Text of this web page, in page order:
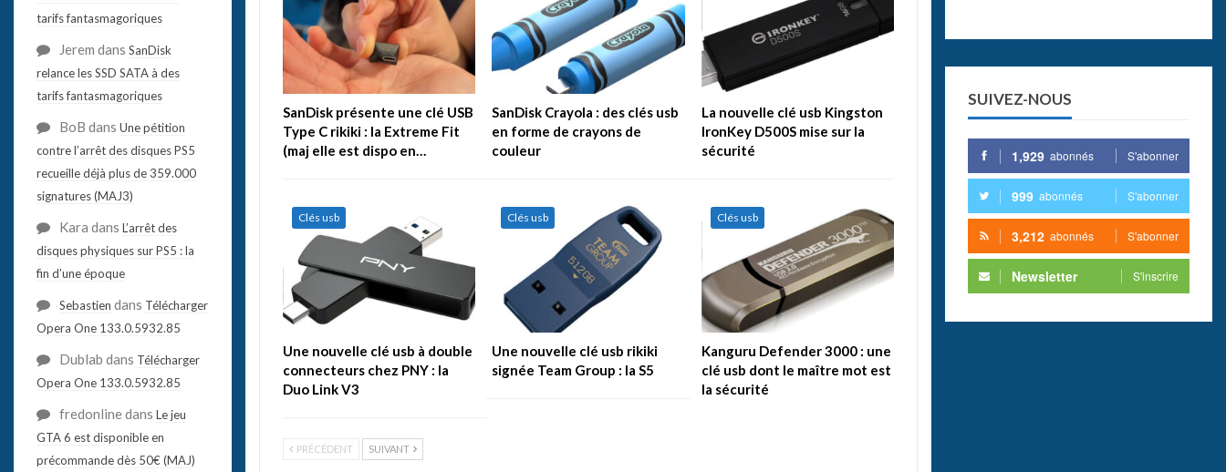
SanDisk présente une clé USB
Type C rikiki : la Extreme Fit
(maj elle est dispo en…
SanDisk Crayola : des clés usb
en forme de crayons de
couleur
La nouvelle clé usb Kingston
IronKey D500S mise sur la
sécurité
Clés usb
Une nouvelle clé usb à double
connecteurs chez PNY : la
Duo Link V3
Clés usb
Une nouvelle clé usb rikiki
signée Team Group : la S5
Clés usb
Kanguru Defender 3000 : une
clé usb dont le maître mot est
la sécurité
PRÉCÉDENT SUIVANT
SUIVEZ-NOUS
1,929 abonnés S'abonner
999 abonnés S'abonner
3,212 abonnés S'abonner
Newsletter S'inscrire
tarifs fantasmagoriques
Jerem dans SanDisk
relance les SSD SATA à des
tarifs fantasmagoriques
BoB dans Une pétition
contre l’arrêt des disques PS5
recueille déjà plus de 359.000
signatures (MAJ3)
Kara dans L’arrêt des
disques physiques sur PS5 : la
fin d’une époque
Sebastien dans Télécharger
Opera One 133.0.5932.85
Dublab dans Télécharger
Opera One 133.0.5932.85
fredonlinedans Le jeu
GTA 6 est disponible en
précommande dès 50€ (MAJ)